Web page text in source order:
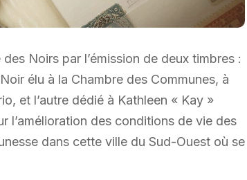
Noirs par l’émission de deux timbres :
élu à la Chambre des Communes, à
et l’autre dédié à Kathleen « Kay »
l’amélioration des conditions de vie des
dans cette ville du Sud-Ouest où se